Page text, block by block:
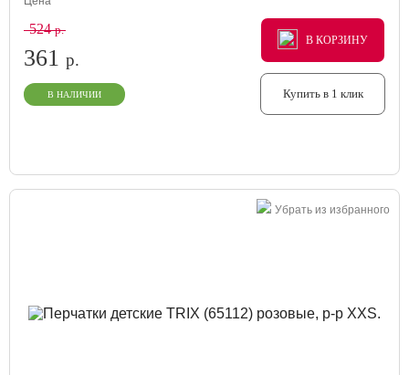
524р.
361 р.
В НАЛИЧИИ
В КОРЗИНУ
В КОРЗИНУ
В КОРЗИНУ
Купить в 1 клик
Убрать из избранного